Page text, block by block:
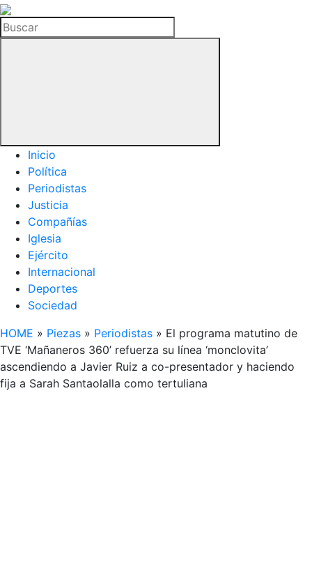
La
Hemeroteca
del
Buscar
Inicio
Política
Periodistas
Justicia
Compañías
Iglesia
Ejército
Internacional
Deportes
Sociedad
HOME » Piezas » Periodistas » El programa matutino de
TVE ‘Mañaneros 360’ refuerza su línea ‘monclovita’
ascendiendo a Javier Ruiz a co-presentador y haciendo
fija a Sarah Santaolalla como tertuliana